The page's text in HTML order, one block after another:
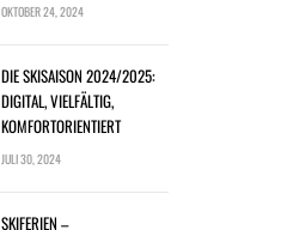
OKTOBER 24, 2024
DIE SKISAISON 2024/2025:
DIGITAL, VIELFÄLTIG,
KOMFORTORIENTIERT
JULI 30, 2024
SKIFERIEN –